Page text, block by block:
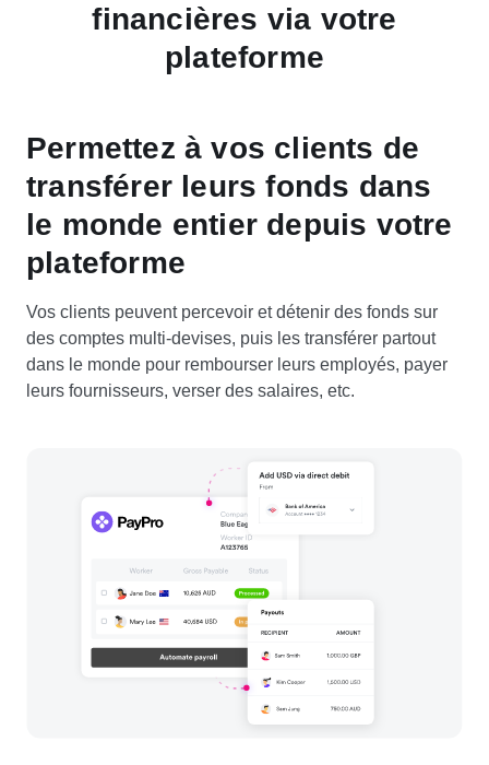
financières via votre
plateforme
Permettez à vos clients de
transférer leurs fonds dans
le monde entier depuis votre
plateforme
Vos clients peuvent percevoir et détenir des fonds sur
des comptes multi-devises, puis les transférer partout
dans le monde pour rembourser leurs employés, payer
leurs fournisseurs, verser des salaires, etc.